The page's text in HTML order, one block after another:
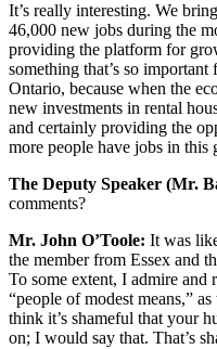
It’s really interesting. We
46,000 new jobs during the
providing the platform for
something that’s so
Ontario, because when the
new investments in rental
and certainly providing the
more people have jobs in this
The Deputy Speaker (Mr.
comments?
Mr. John O’Toole: It was
the member from Essex and
To some extent, I admire and
“people of modest means,”
think it’s shameful that your
on; I would say that. That’s